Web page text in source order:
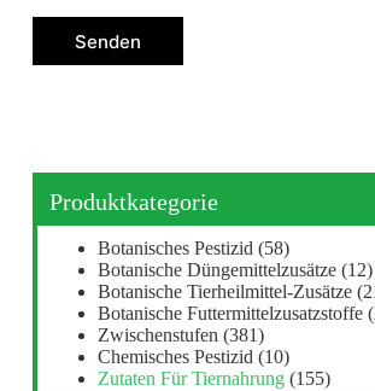
Senden
Produktkategorie
Botanisches Pestizid (58)
Botanische Düngemittelzusätze (12)
Botanische Tierheilmittel-Zusätze
Botanische Futtermittelzusatzstoffe
Zwischenstufen (381)
Chemisches Pestizid (10)
Zutaten Für Tiernahrung (155)